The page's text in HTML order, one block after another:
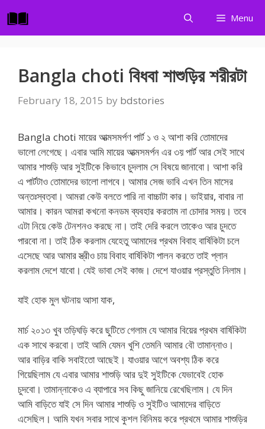
to
content
Menu
Bangla choti বিধবা শাশুড়ির শরীরটা
February 18, 2015 by bdstories
Bangla choti মায়ের আত্মসমর্পণ পার্ট ১ ও ২ আশা করি তোমাদের
ভালো লেগেছে। এবার আমি মায়ের আত্মসমর্পন এর ৩য় পার্ট আর সেই সাথে
আমার শাশুড়ি আর সুইটিকে কিভাবে চুদলাম সে বিষয়ে জানাবো। আশা করি
এ পার্টটাও তোমাদের ভালো লাগবে। আমার সেজ ভাবি এখন তিন মাসের
অন্তঃস্বত্বা। আমরা কেউ বলতে পারি না বাচ্চাটা কার। ভাইয়ার, বাবার না
আমার। কারন আমরা কখনো কনডম ব্যবহার করতাম না চোদার সময়। তবে
এটা নিয়ে কেউ টেনশনও করছে না। তাই দেরি করলে তাকেও আর চুদতে
পারবো না। তাই ঠিক করলাম যেহেতু আমাদের প্রথম বিবাহ বার্ষিকিটা চলে
এসেছে আর আমার স্ত্রীও চায় বিবাহ বার্ষিকিটা পালন করতে তাই প্লান
করলাম দেশে যাবো। যেই ভাবা সেই কাজ। দেশে যাওয়ার প্রস্তুতি নিলাম।
যাই হোক মুল ঘটনায় আসা যাক,
মার্চ ২০১৩ খুব তড়িঘড়ি করে ছুটিতে গেলাম যে আমার বিয়ের প্রথম বার্ষিকিটা
এক সাথে করবো। তাই আমি যেমন খুশি তেমনি আমার বৌ তামান্নাও।
আর বাড়ির বাকি সবাইতো আছেই। যাওয়ার আগে অবশ্য ঠিক করে
গিয়েছিলাম যে এবার আমার শাশুড়ি আর দুই সুইটিকে যেভাবেই হোক
চুদবো। তামান্নাকেও এ ব্যাপারে সব কিছু জানিয়ে রেখেছিলাম। যে দিন
আমি বাড়িতে যাই সে দিন আমার শাশুড়ি ও সুইটিও আমাদের বাড়িতে
এসেছিল। আমি যখন সবার সাথে কুশল বিনিময় করে প্রথমে আমার শাশুড়ির